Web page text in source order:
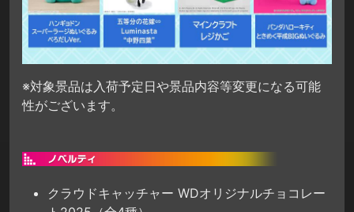
※対象景品は入荷予定日や景品内容等変更になる可能
性がございます。
クラウドキャッチャー WDオリジナルチョコレー